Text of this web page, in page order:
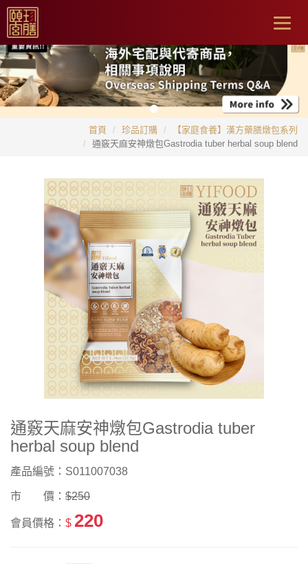
首頁 珍品訂購
【家庭食養】漢方藥膳燉包系列
通竅天麻安神燉包Gastrodia tuber herbal soup blend
通竅天麻安神燉包Gastrodia tuber
herbal soup blend
產品編號：S011007038
市 價： $250
會員價格： $ 220